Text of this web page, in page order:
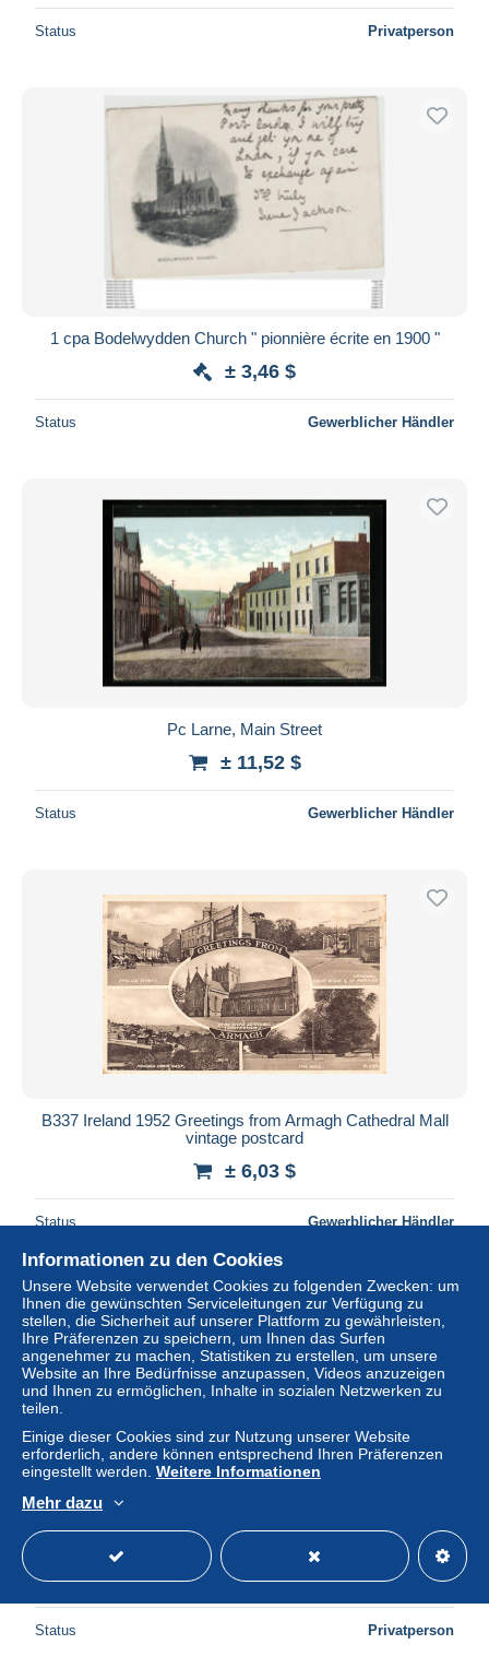
Status Privatperson
1 cpa Bodelwydden Church " pionnière écrite en 1900 "
± 3,46 $
Status Gewerblicher Händler
Pc Larne, Main Street
± 11,52 $
Status Gewerblicher Händler
B337 Ireland 1952 Greetings from Armagh Cathedral Mall
vintage postcard
± 6,03 $
Status Gewerblicher Händler
111293/ Northern Ireland, Thatched cottage with an old
Gatepost
± 0,92 $
Status Privatperson
Informationen zu den Cookies
Unsere Website verwendet Cookies zu folgenden Zwecken: um
Ihnen die gewünschten Serviceleitungen zur Verfügung zu
stellen, die Sicherheit auf unserer Plattform zu gewährleisten,
Ihre Präferenzen zu speichern, um Ihnen das Surfen
angenehmer zu machen, Statistiken zu erstellen, um unsere
Website an Ihre Bedürfnisse anzupassen, Videos anzuzeigen
und Ihnen zu ermöglichen, Inhalte in sozialen Netzwerken zu
teilen.
Einige dieser Cookies sind zur Nutzung unserer Website
erforderlich, andere können entsprechend Ihren Präferenzen
eingestellt werden. Weitere Informationen
Mehr dazu